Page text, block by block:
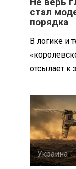
стал
порядка
В логике и
отсылает к
Украина